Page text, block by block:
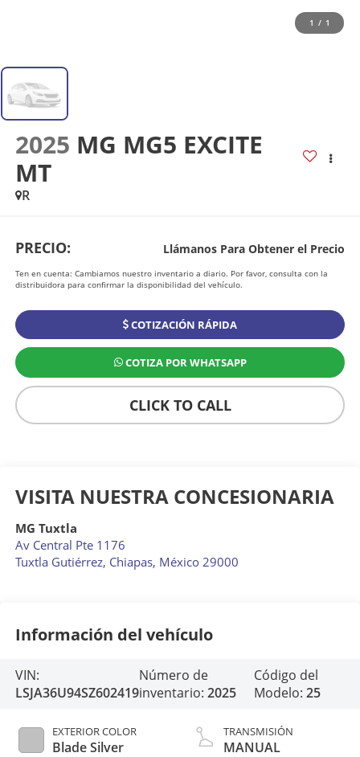
1 / 1
2025 MG MG5 EXCITE
MT
R
PRECIO: Llámanos Para Obtener el Precio
Ten en cuenta: Cambiamos nuestro inventario a diario. Por favor, consulta con la
distribuidora para confirmar la disponibilidad del vehículo.
COTIZACIÓN RÁPIDA
COTIZA POR WHATSAPP
CLICK TO CALL
VISITA NUESTRA CONCESIONARIA
MG Tuxtla
Av Central Pte 1176
Tuxtla Gutiérrez, Chiapas, México 29000
Información del vehículo
VIN:
LSJA36U94SZ602419
Número de
inventario: 2025
Código del
Modelo: 25
EXTERIOR COLOR
Blade Silver
TRANSMISIÓN
MANUAL